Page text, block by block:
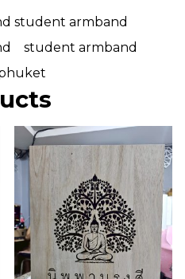
student armband
student armband